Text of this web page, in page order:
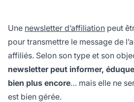
Une newsletter d’affiliation peut
pour transmettre le message de
affiliés. Selon son type et son
newsletter peut informer,
bien plus encore… mais elle ne
est bien gérée.